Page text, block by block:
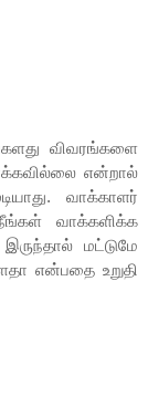
விவரங்களை
என்றால்
வாக்காளர்
வாக்களிக்க
மட்டுமே
என்பதை உறுதி